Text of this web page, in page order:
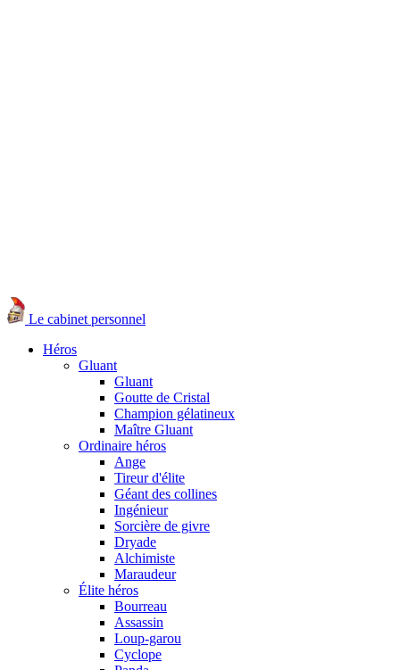
Le cabinet personnel
Héros
Gluant
Gluant
Goutte de Cristal
Champion gélatineux
Maître Gluant
Ordinaire héros
Ange
Tireur d'élite
Géant des collines
Ingénieur
Sorcière de givre
Dryade
Alchimiste
Maraudeur
Élite héros
Bourreau
Assassin
Loup-garou
Cyclope